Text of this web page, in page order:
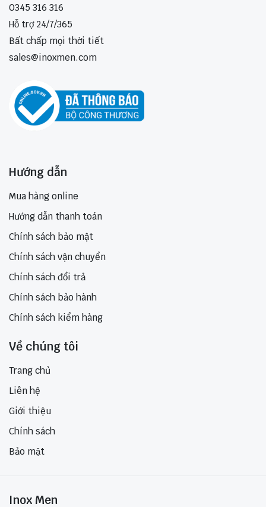
0345 316 316
Hỗ trợ 24/7/365
Bất chấp mọi thời tiết
sales@inoxmen.com
Hướng dẫn
Mua hàng online
Hướng dẫn thanh toán
Chính sách bảo mật
Chính sách vận chuyển
Chính sách đổi trả
Chính sách bảo hành
Chính sách kiểm hàng
Về chúng tôi
Trang chủ
Liên hệ
Giới thiệu
Chính sách
Bảo mật
Inox Men